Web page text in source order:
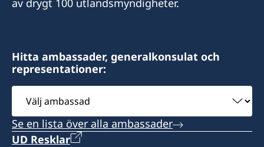
Fax:
Bodi Tower 1201,
Sukhbaatar Square,
Ulan Bator, Mongolia
Måndag till fredag, kl. 09-17
Konsul
Hitta ambassader, generalkonsulat och
representationer:
Välj
ambassad
Se en lista över alla ambassader
UD Resklar